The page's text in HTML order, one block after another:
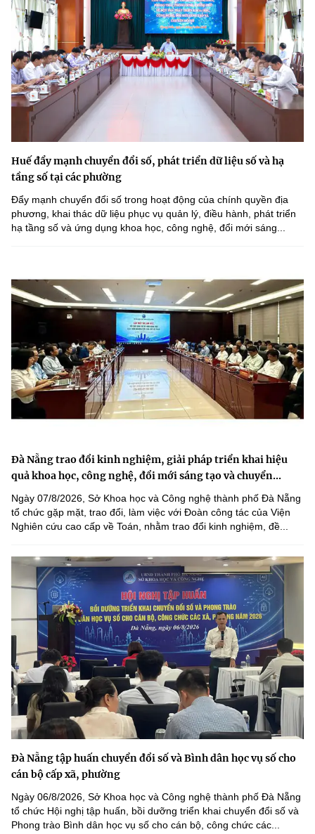
Huế đẩy mạnh chuyển đổi số, phát triển dữ liệu số và hạ
tầng số tại các phường
Đẩy mạnh chuyển đổi số trong hoạt động của chính quyền địa
phương, khai thác dữ liệu phục vụ quản lý, điều hành, phát triển
hạ tầng số và ứng dụng khoa học, công nghệ, đổi mới sáng...
Đà Nẵng trao đổi kinh nghiệm, giải pháp triển khai hiệu
quả khoa học, công nghệ, đổi mới sáng tạo và chuyển...
Ngày 07/8/2026, Sở Khoa học và Công nghệ thành phố Đà Nẵng
tổ chức gặp mặt, trao đổi, làm việc với Đoàn công tác của Viện
Nghiên cứu cao cấp về Toán, nhằm trao đổi kinh nghiệm, đề...
Đà Nẵng tập huấn chuyển đổi số và Bình dân học vụ số cho
cán bộ cấp xã, phường
Ngày 06/8/2026, Sở Khoa học và Công nghệ thành phố Đà Nẵng
tổ chức Hội nghị tập huấn, bồi dưỡng triển khai chuyển đổi số và
Phong trào Bình dân học vụ số cho cán bộ, công chức các...